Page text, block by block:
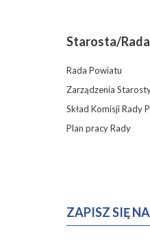
Starosta/
Rada Powiatu
Zarządzenia
Skład Komisji Rady
Plan pracy Rady
ZAPISZ SIĘ